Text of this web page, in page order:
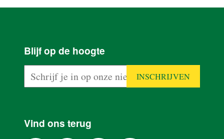
REALISATIES
Blijf op de hoogte
Vind ons terug